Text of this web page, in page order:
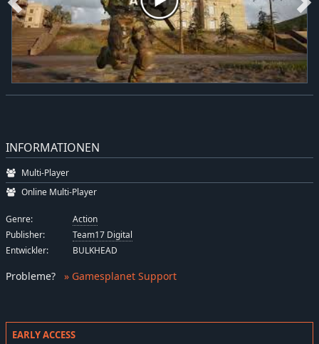
EARLY ACCESS
INFORMATIONEN
Multi-Player
Online Multi-Player
Genre:
Action
Publisher:
Team17 Digital
Entwickler:
BULKHEAD
Probleme? » Gamesplanet Support